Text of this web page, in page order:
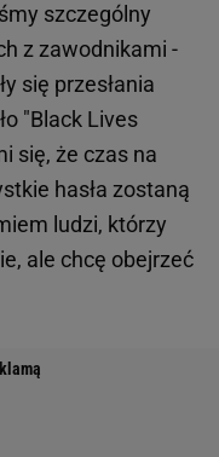
szczególny
z zawodnikami -
się przesłania
"Black Lives
się, że czas na
hasła zostaną
ludzi, którzy
ale chcę obejrzeć